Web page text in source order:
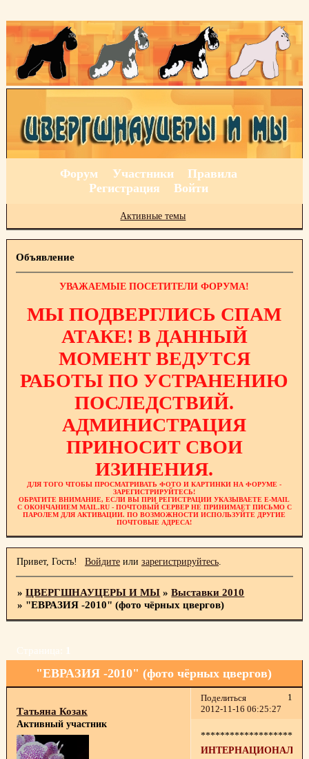
Форум Участники
Правила
Регистрация
Войти
Активные темы
Объявление
УВАЖАЕМЫЕ ПОСЕТИТЕЛИ ФОРУМА!
МЫ ПОДВЕРГЛИСЬ СПАМ
АТАКЕ! В ДАННЫЙ
МОМЕНТ ВЕДУТСЯ
РАБОТЫ ПО УСТРАНЕНИЮ
ПОСЛЕДСТВИЙ.
АДМИНИСТРАЦИЯ
ПРИНОСИТ СВОИ
ИЗИНЕНИЯ.
ДЛЯ ТОГО ЧТОБЫ ПРОСМАТРИВАТЬ ФОТО И КАРТИНКИ НА ФОРУМЕ -
ЗАРЕГИСТРИРУЙТЕСЬ!
ОБРАТИТЕ ВНИМАНИЕ, ЕСЛИ ВЫ ПРИ РЕГИСТРАЦИИ УКАЗЫВАЕТЕ E-MAIL
С ОКОНЧАНИЕМ MAIL.RU - ПОЧТОВЫЙ СЕРВЕР НЕ ПРИНИМАЕТ ПИСЬМО С
ПАРОЛЕМ ДЛЯ АКТИВАЦИИ. ПО ВОЗМОЖНОСТИ ИСПОЛЬЗУЙТЕ ДРУГИЕ
ПОЧТОВЫЕ АДРЕСА!
Привет, Гость! Войдитеили зарегистрируйтесь.
»ЦВЕРГШНАУЦЕРЫ И МЫ »Выставки 2010
» "ЕВРАЗИЯ -2010" (фото чёрных цвергов)
"ЕВРАЗИЯ -2010" (фото чёрных цвергов)
Страница: 1
Поделиться
1
2012-11-16 06:25:27
Татьяна Козак
Активный участник